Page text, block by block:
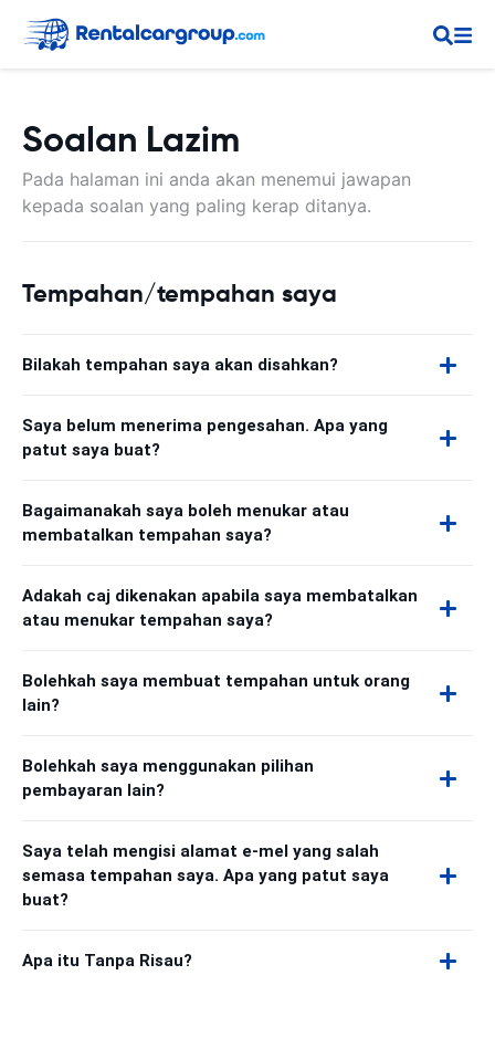
Soalan Lazim
Pada halaman ini anda akan menemui jawapan
kepada soalan yang paling kerap ditanya.
Tempahan/tempahan saya
Bilakah tempahan saya akan disahkan?
Saya belum menerima pengesahan. Apa yang
patut saya buat?
Bagaimanakah saya boleh menukar atau
membatalkan tempahan saya?
Adakah caj dikenakan apabila saya membatalkan
atau menukar tempahan saya?
Bolehkah saya membuat tempahan untuk orang
lain?
Bolehkah saya menggunakan pilihan
pembayaran lain?
Saya telah mengisi alamat e-mel yang salah
semasa tempahan saya. Apa yang patut saya
buat?
Apa itu Tanpa Risau?